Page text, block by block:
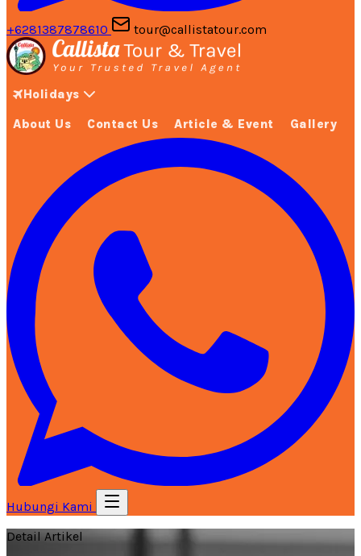
+6281387878610 tour@callistatour.com
Holidays
About Us Contact Us Article & Event Gallery
Hubungi Kami
Detail Artikel